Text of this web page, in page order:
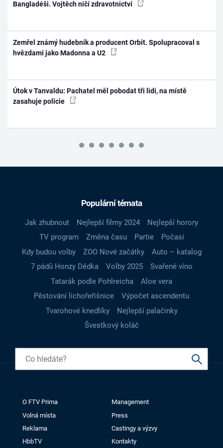
Bangladéši. Vojtěch ničí zdravotnictví
Zemřel známý hudebník a producent Orbit. Spolupracoval s
hvězdami jako Madonna a U2
Útok v Tanvaldu: Pachatel měl pobodat tři lidi, na místě
zasahuje policie
Populární témata
Jak zhubnout Nejlepší filmy 2024
Nejlepší horory
TV program
Změna času Partie
Počasí
Kdy budou volby
ZOO Nové začátky
Auto – katalog
7 pádů Honzy Dědka
Volby 2025
Svařené víno
Tatarák podle Pohlreicha
Aloe vera
Pěstování lichořeřišnice
Výpočet ascendentu
Tvarohové knedlíky
Nejlepší palačinky
Švestkový koláč
O FTV Prima
Management
Volná místa
Press
Reklama
Castingy a výzvy
HbbTV
Kontakty